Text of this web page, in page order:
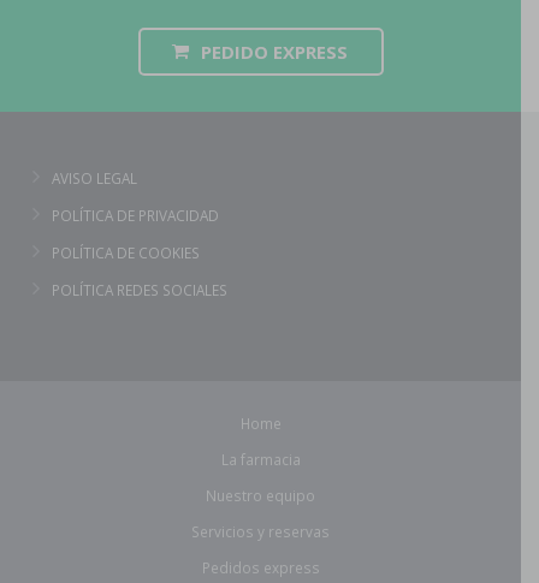
PEDIDO EXPRESS
AVISO LEGAL
POLÍTICA DE PRIVACIDAD
POLÍTICA DE COOKIES
POLÍTICA REDES SOCIALES
Home
La farmacia
Nuestro equipo
Servicios y reservas
Pedidos express